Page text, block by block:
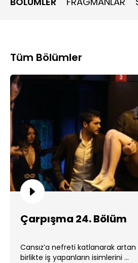
Tüm Bölümler
Çarpışma 24. Bölüm
Cansız’a nefreti katlanarak artan
birlikte iş yapanların isimlerini ...